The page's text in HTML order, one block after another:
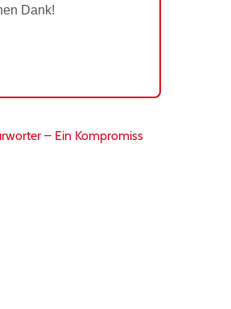
Dank!
– Ein Kompromiss